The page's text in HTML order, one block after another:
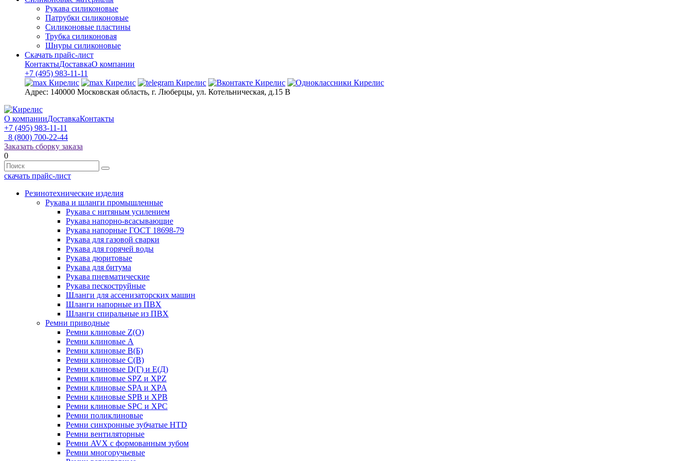
Рукава силиконовые
Патрубки силиконовые
Силиконовые пластины
Трубка силиконовая
Шнуры силиконовые
Скачать прайс-лист
КонтактыДоставкаО компании
+7 (495) 983-11-11
Адрес: 140000 Московская область, г. Люберцы, ул. Котельническая, д.15 В
О компанииДоставкаКонтакты
+7 (495) 983-11-11
8 (800) 700-22-44
Заказать сборку заказа
0
скачать прайс-лист
Резинотехнические изделия
Рукава и шланги промышленные
Рукава с нитяным усилением
Рукава напорно-всасывающие
Рукава напорные ГОСТ 18698-79
Рукава для газовой сварки
Рукава для горячей воды
Рукава дюритовые
Рукава для битума
Рукава пневматические
Рукава пескоструйные
Шланги для ассенизаторских машин
Шланги напорные из ПВХ
Шланги спиральные из ПВХ
Ремни приводные
Ремни клиновые Z(О)
Ремни клиновые А
Ремни клиновые В(Б)
Ремни клиновые С(В)
Ремни клиновые D(Г) и Е(Д)
Ремни клиновые SPZ и XPZ
Ремни клиновые SPA и XPA
Ремни клиновые SPB и XPB
Ремни клиновые SPC и XPC
Ремни поликлиновые
Ремни синхронные зубчатые HTD
Ремни вентиляторные
Ремни AVX с формованным зубом
Ремни многоручьевые